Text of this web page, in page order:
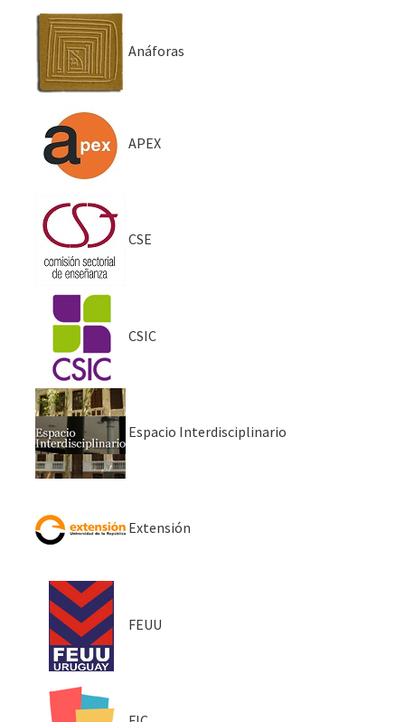
Anáforas
APEX
CSE
CSIC
Espacio Interdisciplinario
Extensión
FEUU